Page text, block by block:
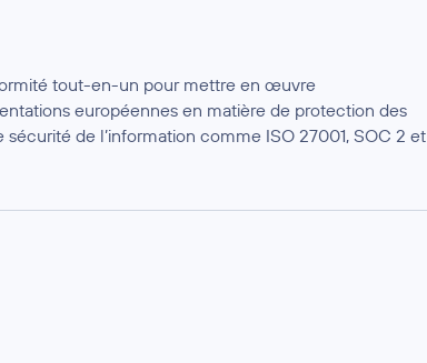
tout-en-un pour mettre en œuvre
européennes en matière de protection des
de l’information comme ISO 27001, SOC 2 et